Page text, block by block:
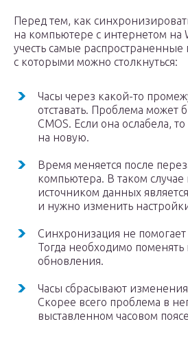
Перед тем, как
на компьютере с интернетом на
учесть самые
с которыми можно столкнуться:
Часы через какой-то
отставать. Проблема может
CMOS. Если она ослабела,
на новую.
Время меняется после
компьютера. В таком
источником данных
и нужно изменить
Синхронизация не
Тогда необходимо поменять
обновления.
Часы сбрасывают
Скорее всего проблема в
выставленном часовом